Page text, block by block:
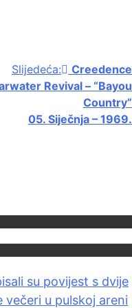
Slijedeća:
Creedence
Revival – “Bayou
Country”
05. Siječnja – 1969.
su povijest s dvije
večeri u pulskoj areni